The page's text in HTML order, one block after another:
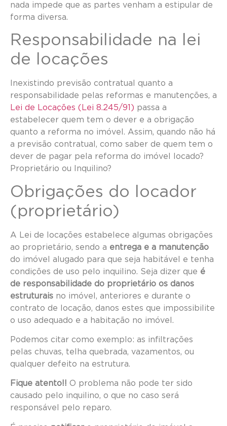
nada impede que as partes venham a estipular de
forma diversa.
Responsabilidade na lei
de locações
Inexistindo previsão contratual quanto a
responsabilidade pelas reformas e manutenções, a
Lei de Locações (Lei 8.245/91) passa a
estabelecer quem tem o dever e a obrigação
quanto a reforma no imóvel. Assim, quando não há
a previsão contratual, como saber de quem tem o
dever de pagar pela reforma do imóvel locado?
Proprietário ou Inquilino?
Obrigações do locador
(proprietário)
A Lei de locações estabelece algumas obrigações
ao proprietário, sendo a entrega e a manutenção
do imóvel alugado para que seja habitável e tenha
condições de uso pelo inquilino. Seja dizer que é
de responsabilidade do proprietário os danos
estruturais no imóvel, anteriores e durante o
contrato de locação, danos estes que impossibilite
o uso adequado e a habitação no imóvel.
Podemos citar como exemplo: as infiltrações
pelas chuvas, telha quebrada, vazamentos, ou
qualquer defeito na estrutura.
Fique atento!! O problema não pode ter sido
causado pelo inquilino, o que no caso será
responsável pelo reparo.